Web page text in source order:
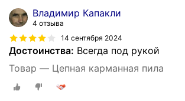
Владимир Капакли
4 отзыва
14 сентября 2024
Достоинства: Всегда под рукой
Товар — Цепная карманная пила